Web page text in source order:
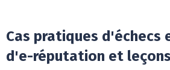
Cas pratiques d'échecs
d'e-réputation et